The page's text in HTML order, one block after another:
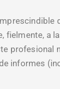
fielmente,
informes